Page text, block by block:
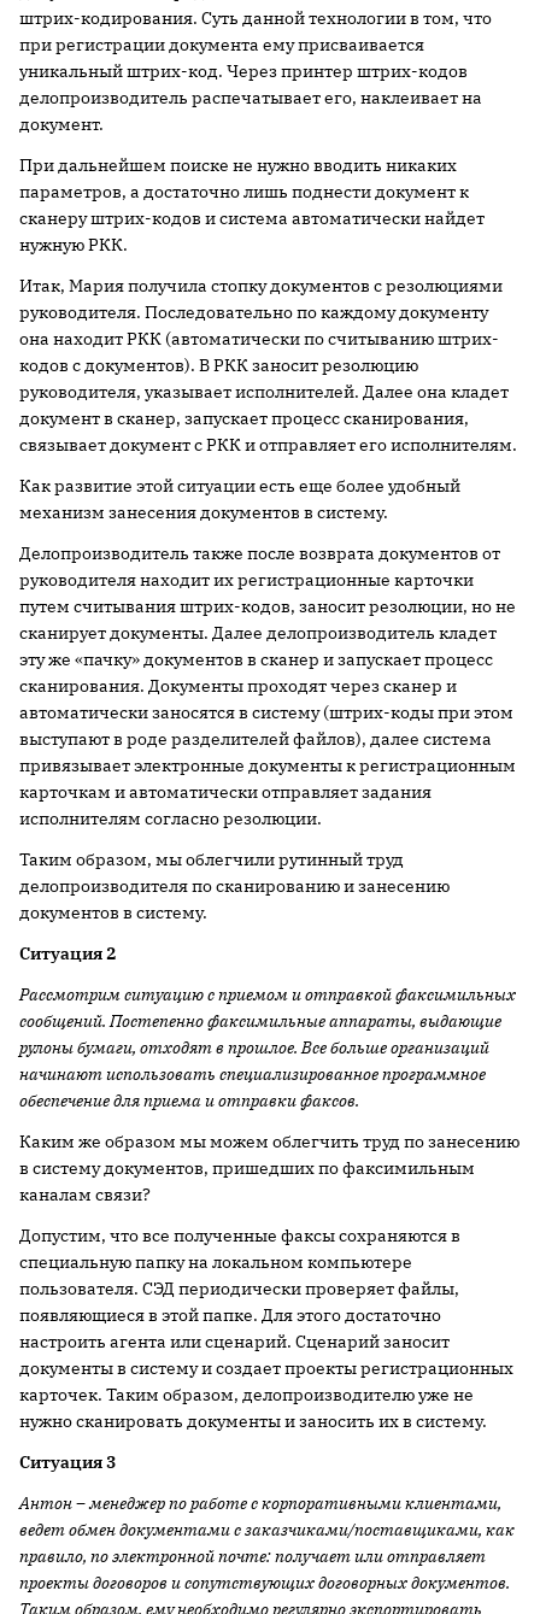
штрих-кодирования. Суть данной технологии в том, что
при регистрации документа ему присваивается
уникальный штрих-код. Через принтер штрих-кодов
делопроизводитель распечатывает его, наклеивает на
документ.
При дальнейшем поиске не нужно вводить никаких
параметров, а достаточно лишь поднести документ к
сканеру штрих-кодов и система автоматически найдет
нужную РКК.
Итак, Мария получила стопку документов с резолюциями
руководителя. Последовательно по каждому документу
она находит РКК (автоматически по считыванию штрих-
кодов с документов). В РКК заносит резолюцию
руководителя, указывает исполнителей. Далее она кладет
документ в сканер, запускает процесс сканирования,
связывает документ с РКК и отправляет его исполнителям.
Как развитие этой ситуации есть еще более удобный
механизм занесения документов в систему.
Делопроизводитель также после возврата документов от
руководителя находит их регистрационные карточки
путем считывания штрих-кодов, заносит резолюции, но не
сканирует документы. Далее делопроизводитель кладет
эту же «пачку» документов в сканер и запускает процесс
сканирования. Документы проходят через сканер и
автоматически заносятся в систему (штрих-коды при этом
выступают в роде разделителей файлов), далее система
привязывает электронные документы к регистрационным
карточкам и автоматически отправляет задания
исполнителям согласно резолюции.
Таким образом, мы облегчили рутинный труд
делопроизводителя по сканированию и занесению
документов в систему.
Ситуация 2
Рассмотрим ситуацию с приемом и отправкой факсимильных
сообщений. Постепенно факсимильные аппараты, выдающие
рулоны бумаги, отходят в прошлое. Все больше организаций
начинают использовать специализированное программное
обеспечение для приема и отправки факсов.
Каким же образом мы можем облегчить труд по занесению
в систему документов, пришедших по факсимильным
каналам связи?
Допустим, что все полученные факсы сохраняются в
специальную папку на локальном компьютере
пользователя. СЭД периодически проверяет файлы,
появляющиеся в этой папке. Для этого достаточно
настроить агента или сценарий. Сценарий заносит
документы в систему и создает проекты регистрационных
карточек. Таким образом, делопроизводителю уже не
нужно сканировать документы и заносить их в систему.
Ситуация 3
Антон – менеджер по работе с корпоративными клиентами,
ведет обмен документами с заказчиками/поставщиками, как
правило, по электронной почте: получает или отправляет
проекты договоров и сопутствующих договорных документов.
Таким образом, ему необходимо регулярно экспортировать